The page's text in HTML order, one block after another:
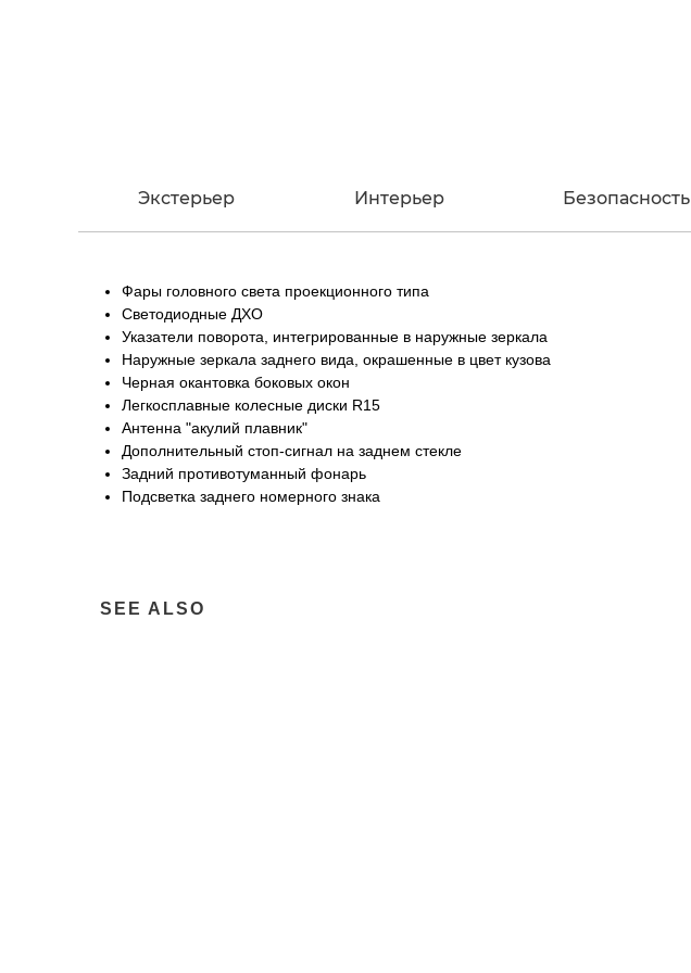
Экстерьер Интерьер Безопасность
Фары головного света проекционного типа
Светодиодные ДХО
Указатели поворота, интегрированные в наружные зеркала
Наружные зеркала заднего вида, окрашенные в цвет кузова
Черная окантовка боковых окон
Легкосплавные колесные диски R15
Антенна "акулий плавник"
Дополнительный стоп-сигнал на заднем стекле
Задний противотуманный фонарь
Подсветка заднего номерного знака
SEE ALSO